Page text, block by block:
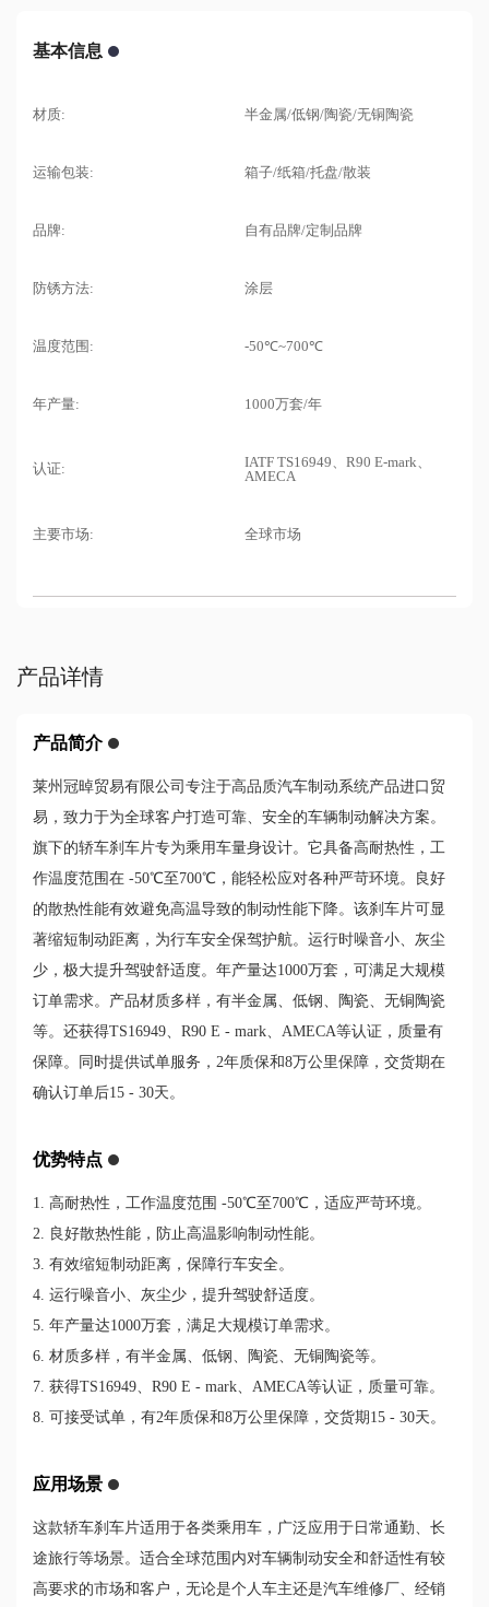
基本信息
材质: 半金属/低钢/陶瓷/无铜陶瓷
运输包装: 箱子/纸箱/托盘/散装
品牌: 自有品牌/定制品牌
防锈方法: 涂层
温度范围: -50℃~700℃
年产量: 1000万套/年
认证:
IATF TS16949、R90 E-mark、
AMECA
主要市场: 全球市场
产品详情
产品简介
莱州冠晫贸易有限公司专注于高品质汽车制动系统产品进口贸
易，致力于为全球客户打造可靠、安全的车辆制动解决方案。
旗下的轿车刹车片专为乘用车量身设计。它具备高耐热性，工
作温度范围在 -50℃至700℃，能轻松应对各种严苛环境。良好
的散热性能有效避免高温导致的制动性能下降。该刹车片可显
著缩短制动距离，为行车安全保驾护航。运行时噪音小、灰尘
少，极大提升驾驶舒适度。年产量达1000万套，可满足大规模
订单需求。产品材质多样，有半金属、低钢、陶瓷、无铜陶瓷
等。还获得TS16949、R90 E - mark、AMECA等认证，质量有
保障。同时提供试单服务，2年质保和8万公里保障，交货期在
确认订单后15 - 30天。
优势特点
1. 高耐热性，工作温度范围 -50℃至700℃，适应严苛环境。
2. 良好散热性能，防止高温影响制动性能。
3. 有效缩短制动距离，保障行车安全。
4. 运行噪音小、灰尘少，提升驾驶舒适度。
5. 年产量达1000万套，满足大规模订单需求。
6. 材质多样，有半金属、低钢、陶瓷、无铜陶瓷等。
7. 获得TS16949、R90 E - mark、AMECA等认证，质量可靠。
8. 可接受试单，有2年质保和8万公里保障，交货期15 - 30天。
应用场景
这款轿车刹车片适用于各类乘用车，广泛应用于日常通勤、长
途旅行等场景。适合全球范围内对车辆制动安全和舒适性有较
高要求的市场和客户，无论是个人车主还是汽车维修厂、经销